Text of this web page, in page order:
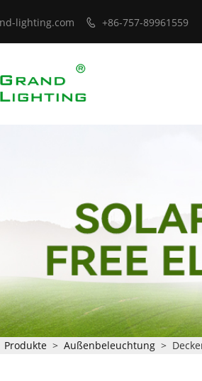
lighting.com  +86-757-89961559
Produkte > Außenbeleuchtung >